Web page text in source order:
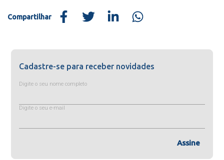
Compartilhar
Cadastre-se para receber novidades
Digite o seu nome completo
Digite o seu e-mail
Assine